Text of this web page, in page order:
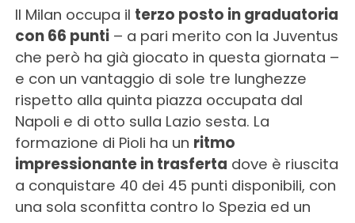
Il Milan occupa il terzo posto in graduatoria
con 66 punti– a pari merito con la Juventus
che però ha già giocato in questa giornata –
e con un vantaggio di sole tre lunghezze
rispetto alla quinta piazza occupata dal
Napoli e di otto sulla Lazio sesta. La
formazione di Pioli ha un ritmo
impressionante in trasferta dove è riuscita
a conquistare 40 dei 45 punti disponibili, con
una sola sconfitta contro lo Spezia ed un